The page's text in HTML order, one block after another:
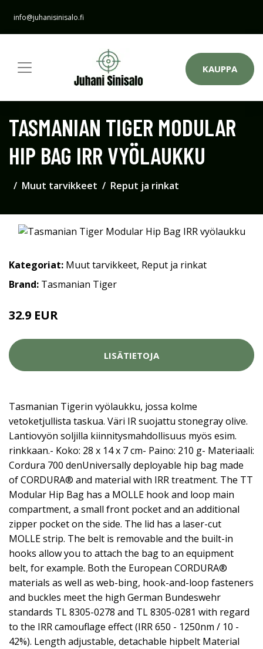
info@juhanisinisalo.fi
KAUPPA
TASMANIAN TIGER MODULAR
HIP BAG IRR VYÖLAUKKU
Muut tarvikkeet Reput ja rinkat
Kategoriat: Muut tarvikkeet, Reput ja rinkat
Brand: Tasmanian Tiger
32.9 EUR
LISÄTIETOJA
Tasmanian Tigerin vyölaukku, jossa kolme
vetoketjullista taskua. Väri IR suojattu stonegray olive.
Lantiovyön soljilla kiinnitysmahdollisuus myös esim.
rinkkaan.- Koko: 28 x 14 x 7 cm- Paino: 210 g- Materiaali:
Cordura 700 denUniversally deployable hip bag made
of CORDURA® and material with IRR treatment. The TT
Modular Hip Bag has a MOLLE hook and loop main
compartment, a small front pocket and an additional
zipper pocket on the side. The lid has a laser-cut
MOLLE strip. The belt is removable and the built-in
hooks allow you to attach the bag to an equipment
belt, for example. Both the European CORDURA®
materials as well as web-bing, hook-and-loop fasteners
and buckles meet the high German Bundeswehr
standards TL 8305-0278 and TL 8305-0281 with regard
to the IRR camouflage effect (IRR 650 - 1250nm / 10 -
42%). Length adjustable, detachable hipbelt Material